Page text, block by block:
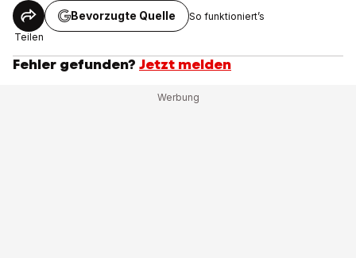
Teilen
Bevorzugte Quelle So funktioniert’s
Fehler gefunden? Jetzt melden